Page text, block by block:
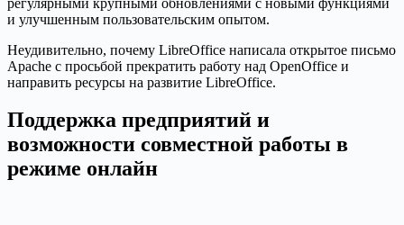
и улучшенным пользовательским опытом.
Неудивительно, почему LibreOffice написала открытое письмо
Apache с просьбой прекратить работу над OpenOffice и
направить ресурсы на развитие LibreOffice.
Поддержка предприятий и
возможности совместной работы в
режиме онлайн